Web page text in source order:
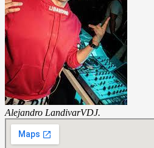
Alejandro LandivarVDJ.